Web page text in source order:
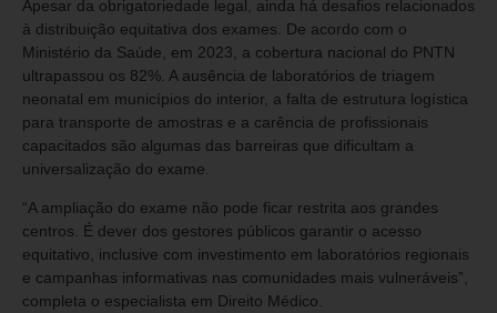
Apesar da obrigatoriedade legal, ainda há desafios relacionados
à distribuição equitativa dos exames. De acordo com o
Ministério da Saúde, em 2023, a cobertura nacional do PNTN
ultrapassou os 82%. A ausência de laboratórios de triagem
neonatal em municípios do interior, a falta de estrutura logística
para transporte de amostras e a carência de profissionais
capacitados são algumas das barreiras que dificultam a
universalização do exame.
“A ampliação do exame não pode ficar restrita aos grandes
centros. É dever dos gestores públicos garantir o acesso
equitativo, inclusive com investimento em laboratórios regionais
e campanhas informativas nas comunidades mais vulneráveis”,
completa o especialista em Direito Médico.